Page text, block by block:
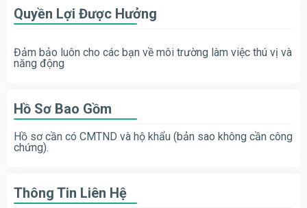
Quyền Lợi Được Hưởng
Đảm bảo luôn cho các bạn về môi trường làm việc thú vị và
năng động
Hồ Sơ Bao Gồm
Hồ sơ cần có CMTND và hộ khẩu (bản sao không cần công
chứng).
Thông Tin Liên Hệ